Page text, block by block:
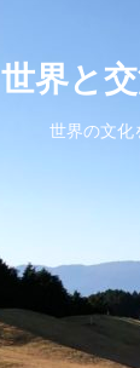
世界と
世界の文化